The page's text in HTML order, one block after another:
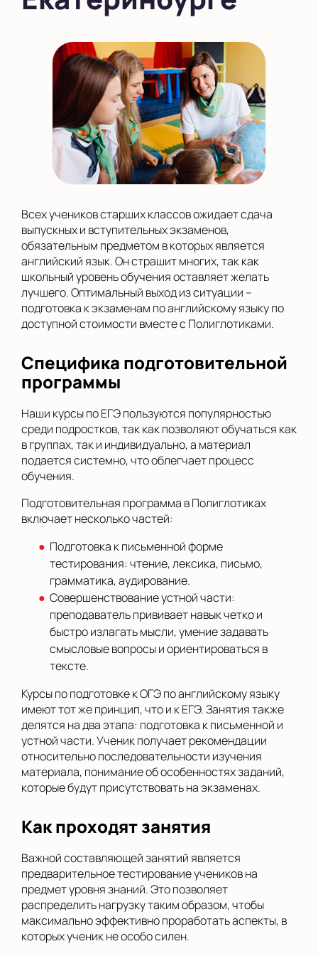
Всех учеников старших классов ожидает сдача
выпускных и вступительных экзаменов,
обязательным предметом в которых является
английский язык. Он страшит многих, так как
школьный уровень обучения оставляет желать
лучшего. Оптимальный выход из ситуации –
подготовка к экзаменам по английскому языку по
доступной стоимости вместе с Полиглотиками.
Специфика подготовительной
программы
Наши курсы по ЕГЭ пользуются популярностью
среди подростков, так как позволяют обучаться как
в группах, так и индивидуально, а материал
подается системно, что облегчает процесс
обучения.
Подготовительная программа в Полиглотиках
включает несколько частей:
Подготовка к письменной форме
тестирования: чтение, лексика, письмо,
грамматика, аудирование.
Совершенствование устной части:
преподаватель прививает навык четко и
быстро излагать мысли, умение задавать
смысловые вопросы и ориентироваться в
тексте.
Курсы по подготовке к ОГЭ по английскому языку
имеют тот же принцип, что и к ЕГЭ. Занятия также
делятся на два этапа: подготовка к письменной и
устной части. Ученик получает рекомендации
относительно последовательности изучения
материала, понимание об особенностях заданий,
которые будут присутствовать на экзаменах.
Как проходят занятия
Важной составляющей занятий является
предварительное тестирование учеников на
предмет уровня знаний. Это позволяет
распределить нагрузку таким образом, чтобы
максимально эффективно проработать аспекты, в
которых ученик не особо силен.